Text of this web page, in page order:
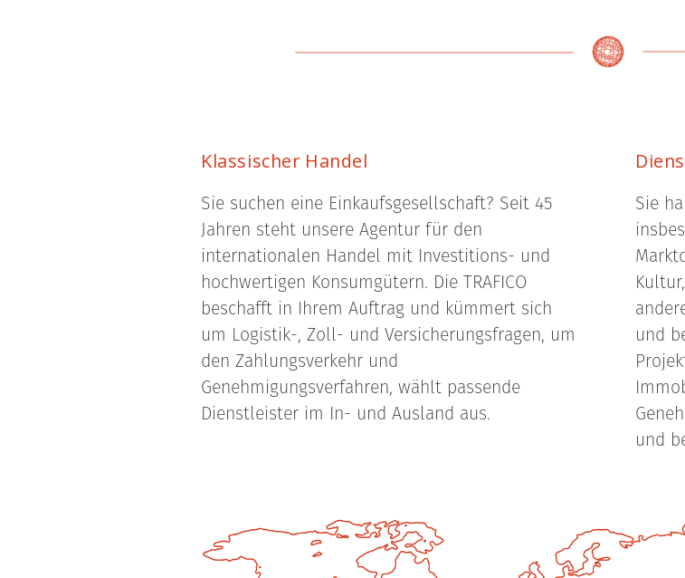
Klassischer Handel
Sie suchen eine Einkaufsgesellschaft? Seit 45
Jahren steht unsere Agentur für den
internationalen Handel mit Investitions- und
hochwertigen Konsumgütern. Die TRAFICO
beschafft in Ihrem Auftrag und kümmert sich
um Logistik-, Zoll- und Versicherungsfragen, um
den Zahlungsverkehr und
Genehmigungsverfahren, wählt passende
Dienstleister im In- und Ausland aus.
Sie
und
und